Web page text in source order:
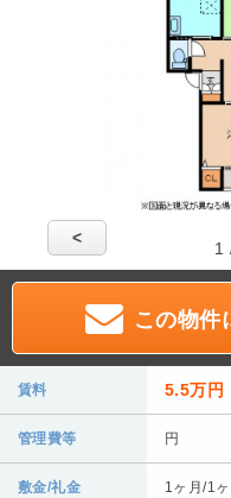
1
<
この物件
賃料 5.5万円
管理費等 円
敷金/礼金 1ヶ月/1ヶ